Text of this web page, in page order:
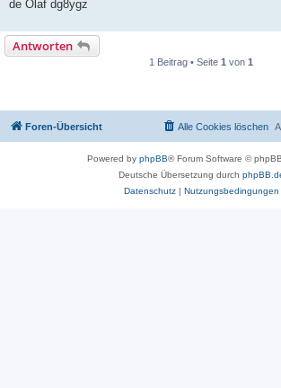
de Olaf dg8ygz
Antworten
1 Beitrag • Seite 1 von 1
Foren-Übersicht Alle Cookies löschen
Powered by phpBB® Forum Software ©
Deutsche Übersetzung durch
Datenschutz| Nutzungsbedingungen